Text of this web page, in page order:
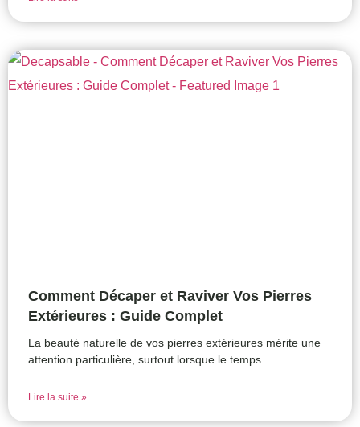
Comment Décaper et Raviver Vos Pierres
Extérieures : Guide Complet
La beauté naturelle de vos pierres extérieures mérite une
attention particulière, surtout lorsque le temps
Lire la suite »